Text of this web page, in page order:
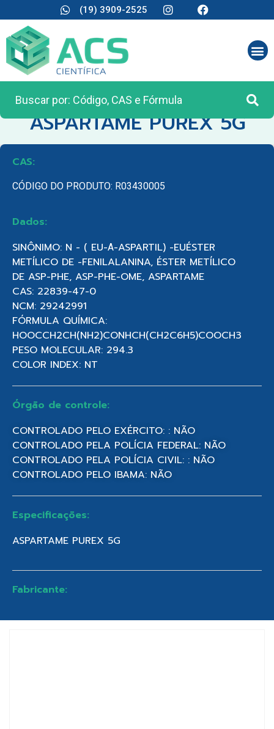
(19) 3909-2525
CATEGORIA:REAGENTES ANALÍTICOS
ASPARTAME PUREX 5G
CAS:
CÓDIGO DO PRODUTO: R03430005
Dados:
SINÔNIMO: N - ( EU-Α-ASPARTIL) -EUÉSTER
METÍLICO DE -FENILALANINA, ÉSTER METÍLICO
DE ASP-PHE, ASP-PHE-OME, ASPARTAME
CAS: 22839-47-0
NCM: 29242991
FÓRMULA QUÍMICA:
HOOCCH2CH(NH2)CONHCH(CH2C6H5)COOCH3
PESO MOLECULAR: 294.3
COLOR INDEX: NT
Órgão de controle:
CONTROLADO PELO EXÉRCITO: : NÃO
CONTROLADO PELA POLÍCIA FEDERAL: NÃO
CONTROLADO PELA POLÍCIA CIVIL: : NÃO
CONTROLADO PELO IBAMA: NÃO
Especificações:
ASPARTAME PUREX 5G
Fabricante: